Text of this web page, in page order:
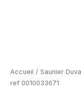
Accueil / Saunier
ref 0010033671